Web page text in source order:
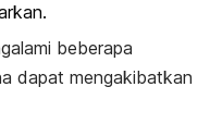
beberapa
dapat mengakibatkan